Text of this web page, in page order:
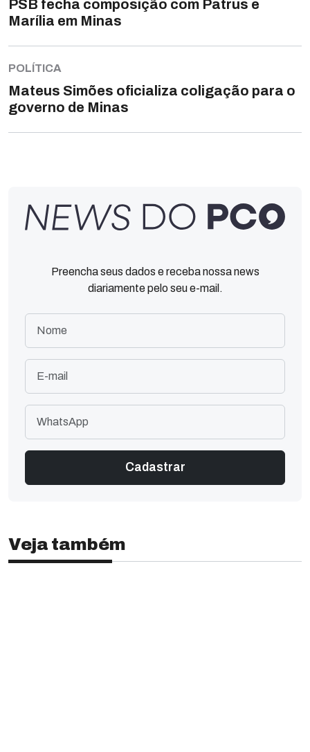
PSB fecha composição com Patrus e
Marília em Minas
POLÍTICA
Mateus Simões oficializa coligação para o
governo de Minas
Preencha seus dados e receba nossa news
diariamente pelo seu e-mail.
Veja também